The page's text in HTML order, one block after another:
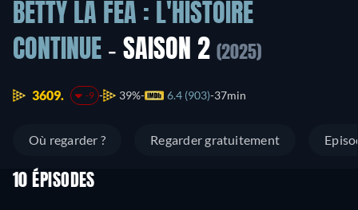
BETTY LA FEA : L'HISTOIRE
CONTINUE - SAISON 2 (2025)
3609. -9 39% 6.4 (903) 37min
Où regarder ? Regarder gratuitement
10 ÉPISODES